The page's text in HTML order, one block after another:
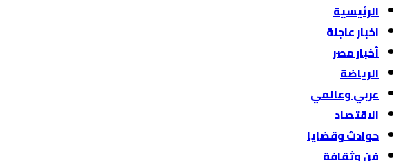
الرئيسية
اخبار عاجلة
أخبار مصر
الرياضة
عربي وعالمي
الاقتصاد
حوادث وقضايا
فن وثقافة